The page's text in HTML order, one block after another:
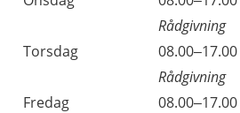
Rådgivning
Torsdag
08.00–17.00
Rådgivning
Fredag
08.00–17.00